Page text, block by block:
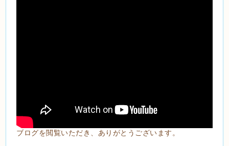
ブログを閲覧いただき、ありがとうございます。